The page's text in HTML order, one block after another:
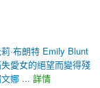
·布朗特 Emily Blunt
愛女的絕望而變得殘
娜 ... 詳情